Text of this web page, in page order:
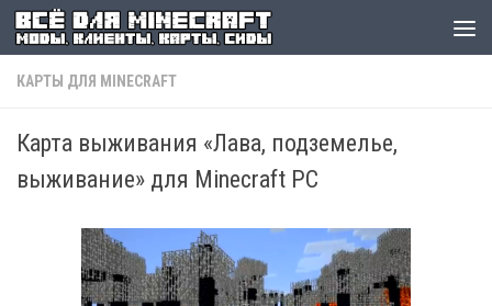
КАРТЫ ДЛЯ MINECRAFT
Карта выживания «Лава, подземелье,
выживание» для Minecraft PC